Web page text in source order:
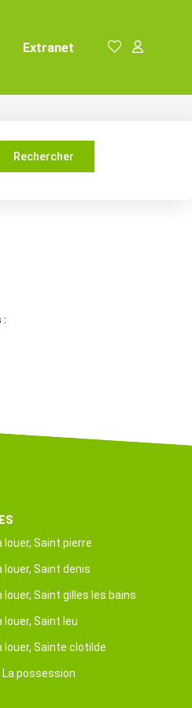
Extranet
:
Saint pierre
Saint denis
Saint gilles les bains
Saint leu
Sainte clotilde
La possession